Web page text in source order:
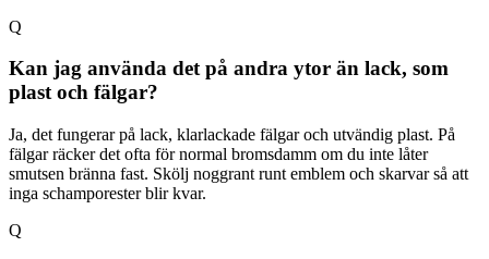
Q
Kan jag använda det på andra ytor än lack, som
plast och fälgar?
Ja, det fungerar på lack, klarlackade fälgar och utvändig plast. På
fälgar räcker det ofta för normal bromsdamm om du inte låter
smutsen bränna fast. Skölj noggrant runt emblem och skarvar så att
inga schamporester blir kvar.
Q